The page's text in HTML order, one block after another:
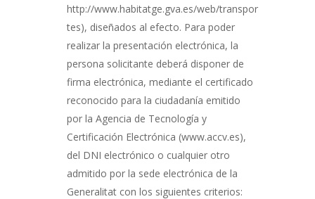
http://www.habitatge.gva.es/web/transpor
tes), diseñados al efecto. Para poder
realizar la presentación electrónica, la
persona solicitante deberá disponer de
firma electrónica, mediante el certificado
reconocido para la ciudadanía emitido
por la Agencia de Tecnología y
Certificación Electrónica (www.accv.es),
del DNI electrónico o cualquier otro
admitido por la sede electrónica de la
Generalitat con los siguientes criterios: